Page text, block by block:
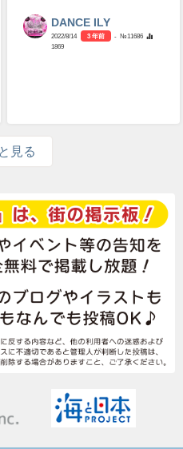
DANCE ILY
2022/8/14 3 年前
- №11686
1869
見る